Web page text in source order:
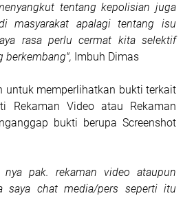
tentang kepolisian juga
masyarakat apalagi tentang isu
rasa perlu cermat kita selektif
berkembang", Imbuh Dimas
untuk memperlihatkan bukti terkait
Rekaman Video atau Rekaman
bukti berupa Screenshot
pak. rekaman video ataupun
saya chat media/pers seperti itu